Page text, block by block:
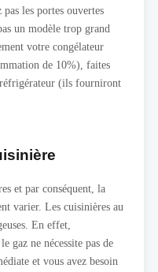
les portes ouvertes
un modèle trop grand
votre congélateur
de 10%), faites
(ils fourniront
et par conséquent, la
varier. Les cuisinières au
En effet,
gaz ne nécessite pas de
et vous avez besoin